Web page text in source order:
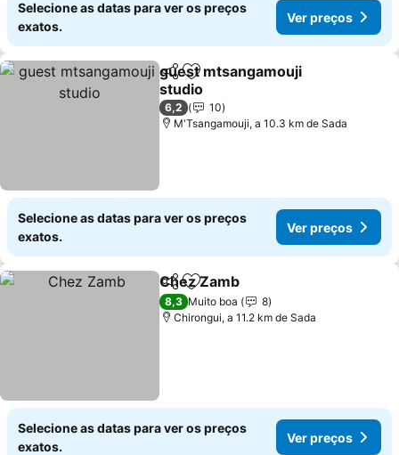
Selecione as datas para ver os preços
exatos.
Ver preços
PartilharAdicionar aos favoritos
guest mtsangamouji
studio
6,2
10
M'Tsangamouji, a 10.3 km de Sada
Selecione as datas para ver os preços
exatos.
Ver preços
PartilharAdicionar aos favoritos
Chez Zamb
8,3 Muito boa
8
Chirongui, a 11.2 km de Sada
Selecione as datas para ver os preços
exatos.
Ver preços